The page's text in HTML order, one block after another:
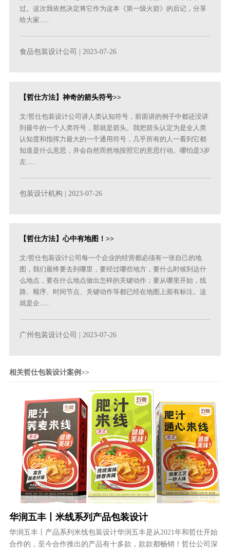
过。这次我依然决定将它作为这本《第一级火箭》的后记，分享
给大家......
食品包装设计公司 | 2023-07-26
【哲仕方法】神奇的箭头符号>>
文/哲仕包装设计公司讲人类认知符号，前面讲的例子中都还没讲
到最牛的一个人类符号，那就是箭头。我把箭头认定为是全人类
认知度和指挥力最大的一个通用符号，几乎所有的人一看到它都
知道是什么意思，并会自然而然地按照它的意思行动。哪怕是3岁
左......
包装设计机构 | 2023-07-26
【哲仕方法】心中有地图！>>
文/哲仕包装设计公司每一个企业的经营都必须有一张自己的地
图，我们最终要去到哪里，要经过哪些地方，要什么时候到达什
么地点，要在什么地点做出怎样的关键动作；要从哪里开始，线
路、顺序、时间节点、关键动作等都已经在地图上面有标注。这
就是企......
广州包装设计公司 | 2023-07-26
相关哲仕包装设计案例>>
华润五丰丨米线系列产品包装设计
华润五丰丨产品系列米线包装设计华润五丰是从2021年和哲仕开始
合作的，至今合作推出的产品有十多款，款款都畅销！哲仕公司深